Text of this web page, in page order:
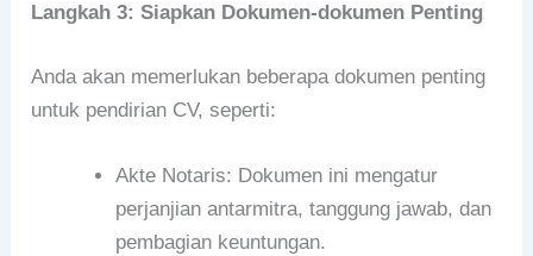
Langkah 3: Siapkan Dokumen-dokumen Penting
Anda akan memerlukan beberapa dokumen penting
untuk pendirian CV, seperti:
Akte Notaris: Dokumen ini mengatur
perjanjian antarmitra, tanggung jawab, dan
pembagian keuntungan.